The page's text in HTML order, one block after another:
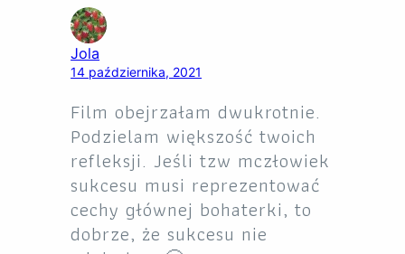
Jola
14 października, 2021
Film obejrzałam dwukrotnie.
Podzielam większość twoich
refleksji. Jeśli tzw mczłowiek
sukcesu musi reprezentować
cechy głównej bohaterki, to
dobrze, że sukcesu nie